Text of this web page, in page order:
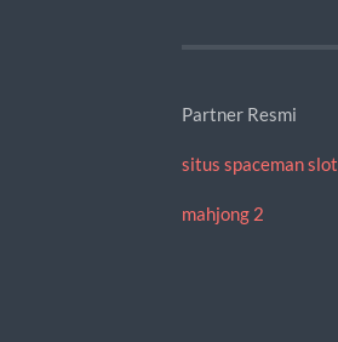
Partner Resmi
situs spaceman slot
mahjong 2